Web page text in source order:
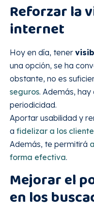
Reforzar la
internet
Hoy en día, tener
una opción, se ha
obstante, no es
seguros. Además,
periodicidad.
Aportar usabilidad y
a fidelizar a los
Además, te permitirá
forma efectiva.
Mejorar el
en los